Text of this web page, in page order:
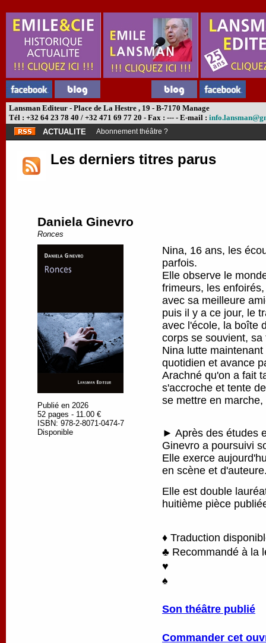
Lansman Editeur - Place de La Hestre , 19 - B-7170 Manage
Tél : +32 64 23 78 40 / +32 471 69 77 20 - Fax : --- - E-mail :
ACTUALITE
Abonnement théâtre ?
Les derniers titres parus
Daniela Ginevro
Ronces
Publié en 2026
52 pages - 11.00 €
ISBN: 978-2-8071-0474-7
Disponible
Nina, 16 ans, les
parfois.
Elle observe le
frimeurs, les
avec sa meilleure
puis il y a ce jour, le
avec l'école, la boîte
corps se souvient,
Nina lutte
quotidien et avance
Arachné qu'on a fait
s'accroche et tente
se mettre en
► Après des études
Ginevro a poursuivi
Elle exerce
en scène et
Elle est double
huitième pièce
♦ Traduction
♣ Recommandé à la
♥
♠
Son théâtre publié
Commander cet